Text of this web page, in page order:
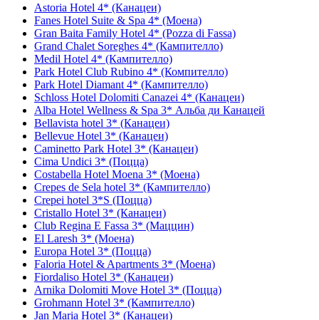
Astoria Hotel 4* (Канацеи)
Fanes Hotel Suite & Spa 4* (Моена)
Gran Baita Family Hotel 4* (Pozza di Fassa)
Grand Chalet Soreghes 4* (Кампителло)
Medil Hotel 4* (Кампителло)
Park Hotel Club Rubino 4* (Компителло)
Park Hotel Diamant 4* (Кампителло)
Schloss Hotel Dolomiti Canazei 4* (Канацеи)
Alba Hotel Wellness & Spa 3* Альба ди Канацей
Bellavista hotel 3* (Канацеи)
Bellevue Hotel 3* (Канацеи)
Caminetto Park Hotel 3* (Канацеи)
Cima Undici 3* (Поцца)
Costabella Hotel Moena 3* (Моена)
Crepes de Sela hotel 3* (Кампителло)
Crepei hotel 3*S (Поцца)
Cristallo Hotel 3* (Канацеи)
Club Regina E Fassa 3* (Маццин)
El Laresh 3* (Моена)
Europa Hotel 3* (Поцца)
Faloria Hotel & Apartments 3* (Моена)
Fiordaliso Hotel 3* (Канацеи)
Arnika Dolomiti Move Hotel 3* (Поцца)
Grohmann Hotel 3* (Кампителло)
Jan Maria Hotel 3* (Канацеи)